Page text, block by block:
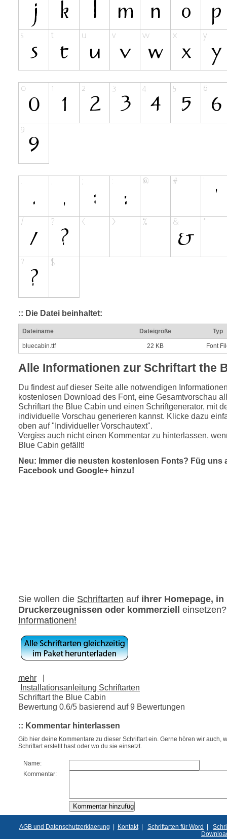
:: Die Datei beinhaltet:
Dateiname Dateigröße Typ
bluecabin.ttf 22 KB Font
Alle Informationen zur Schriftart the
Du findest auf dieser Seite alle notwendigen
kostenlosen Download des Font, eine Gesamtvorschau
Schriftart the Blue Cabin und einen Schriftgenerator, mit
individuelle Vorschau generieren kannst. Klicke dazu
oben auf "Individueller Vorschautext".
Vergiss auch nicht einen Kommentar zu hinterlassen,
Blue Cabin gefällt!
Neu: Immer die neusten kostenlosen Fonts? Füg uns
Facebook und Google+ hinzu!
Sie wollen die Schriftarten auf ihrer Homepage, in
Druckerzeugnissen oder kommerziell
Informationen!
mehr
|
Installationsanleitung Schriftarten
Schriftart the Blue Cabin
Bewertung 0.6/5 basierend auf9 Bewertungen
:: Kommentar hinterlassen
Gib hier deine Kommentare zu dieser Schriftart ein. Gerne hören wir auch,
Schriftart erstellt hast oder wo du sie einsetzt.
Name:
Kommentar:
AGB und Datenschutzerklaerung | Kontakt| Schriftarten für Word |